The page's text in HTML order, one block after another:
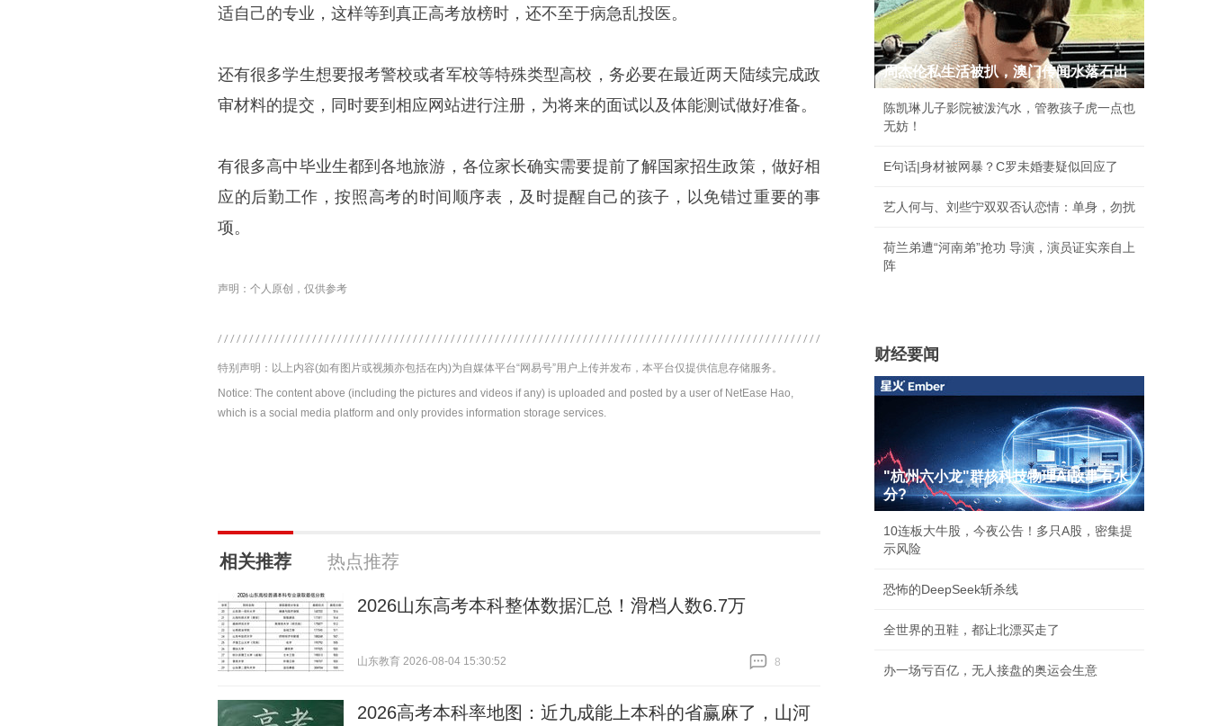
适自己的专业，这样等到真正高考放榜时，还不至于病急乱投医。
还有很多学生想要报考警校或者军校等特殊类型高校，务必要在最近两天陆续完成政
审材料的提交，同时要到相应网站进行注册，为将来的面试以及体能测试做好准备。
有很多高中毕业生都到各地旅游，各位家长确实需要提前了解国家招生政策，做好相
应的后勤工作，按照高考的时间顺序表，及时提醒自己的孩子，以免错过重要的事
项。
声明：个人原创，仅供参考
特别声明：以上内容(如有图片或视频亦包括在内)为自媒体平台“网易号”用户上传并发布，本平台仅提供信息存储服务。
Notice: The content above (including the pictures and videos if any) is uploaded and posted by a user of NetEase Hao,
which is a social media platform and only provides information storage services.
相关推荐 热点推荐
2026山东高考本科整体数据汇总！滑档人数6.7万
山东教育 2026-08-04 15:30:52
8
2026高考本科率地图：近九成能上本科的省赢麻了，山河
周杰伦私生活被扒，澳门传闻水落石出
陈凯琳儿子影院被泼汽水，管教孩子虎一点也
无妨！
E句话|身材被网暴？C罗未婚妻疑似回应了
艺人何与、刘些宁双双否认恋情：单身，勿扰
荷兰弟遭“河南弟”抢功 导演，演员证实亲自上
阵
财经要闻
"杭州六小龙"群核科技物理AI故事有水
分?
10连板大牛股，今夜公告！多只A股，密集提
示风险
恐怖的DeepSeek斩杀线
全世界的丑鞋，都让北漂买走了
办一场亏百亿，无人接盘的奥运会生意